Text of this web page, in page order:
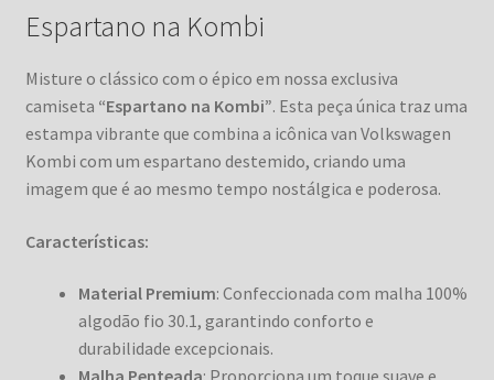
Espartano na Kombi
Misture o clássico com o épico em nossa exclusiva
camiseta “Espartano na Kombi”. Esta peça única traz uma
estampa vibrante que combina a icônica van Volkswagen
Kombi com um espartano destemido, criando uma
imagem que é ao mesmo tempo nostálgica e poderosa.
Características:
Material Premium: Confeccionada com malha 100%
algodão fio 30.1, garantindo conforto e
durabilidade excepcionais.